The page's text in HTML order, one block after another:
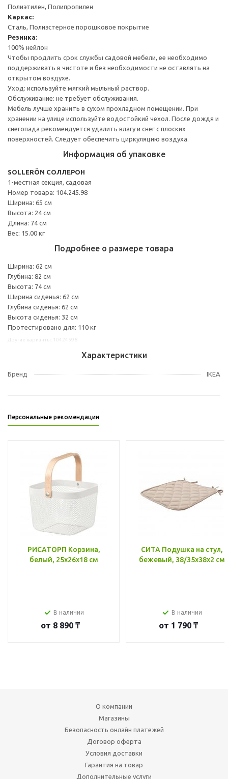
Полиэтилен, Полипропилен
Каркас:
Сталь, Полиэстерное порошковое покрытие
Резинка:
100% нейлон
Чтобы продлить срок службы садовой мебели, ее необходимо
поддерживать в чистоте и без необходимости не оставлять на
открытом воздухе.
Уход: используйте мягкий мыльный раствор.
Обслуживание: не требует обслуживания.
Мебель лучше хранить в сухом прохладном помещении. При
хранении на улице используйте водостойкий чехол. После дождя и
снегопада рекомендуется удалить влагу и снег с плоских
поверхностей. Следует обеспечить циркуляцию воздуха.
Информация об упаковке
SOLLERÖN СОЛЛЕРОН
1-местная секция, садовая
Номер товара: 104.245.98
Ширина: 65 см
Высота: 24 см
Длина: 74 см
Вес: 15.00 кг
Подробнее о размере товара
Ширина: 62 см
Глубина: 82 см
Высота: 74 см
Ширина сиденья: 62 см
Глубина сиденья: 62 см
Высота сиденья: 32 см
Протестировано для: 110 кг
Характеристики
Бренд IKEA
Персональные рекомендации
РИСАТОРП Корзина,
белый, 25x26x18 см
В наличии
от 8 890 ₸
СИТА Подушка на стул,
бежевый, 38/35x38x2 см
В наличии
от 1 790 ₸
О компании
Магазины
Безопасность онлайн платежей
Договор оферта
Условия доставки
Гарантия на товар
Дополнительные услуги